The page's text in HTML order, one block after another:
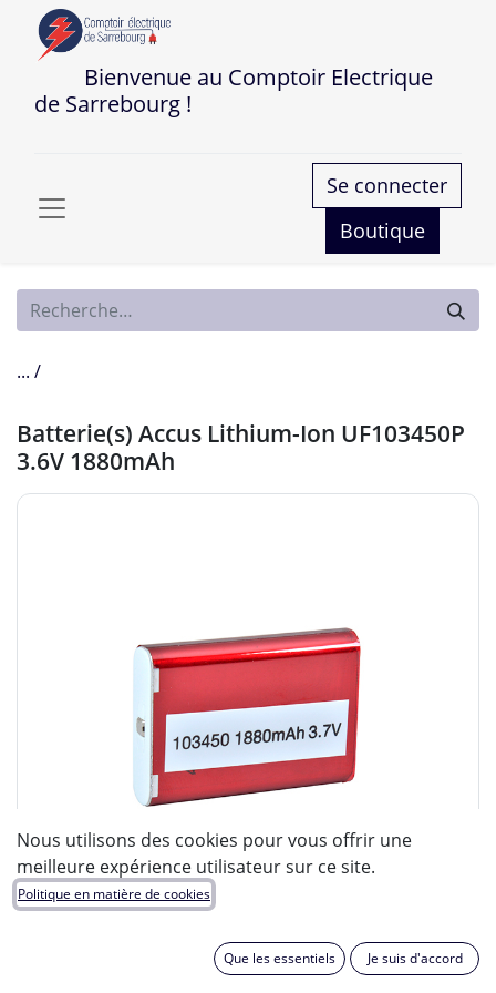
Bienvenue au Comptoir Electrique
de Sarrebourg !
Se connecter
Boutique
... /
Batterie(s) Accus Lithium-Ion UF103450P
3.6V 1880mAh
Nous utilisons des cookies pour vous offrir une
meilleure expérience utilisateur sur ce site.
Politique en matière de cookies
Que les essentiels Je suis d'accord